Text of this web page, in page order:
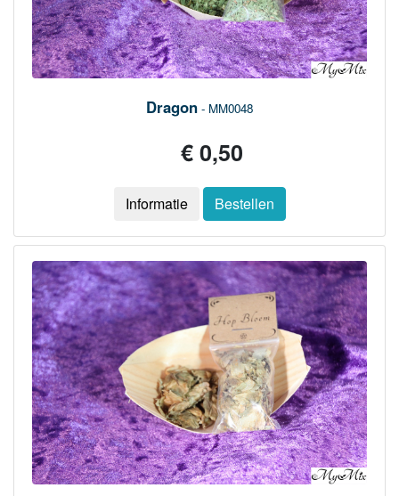
Dragon - MM0048
€ 0,50
Informatie Bestellen